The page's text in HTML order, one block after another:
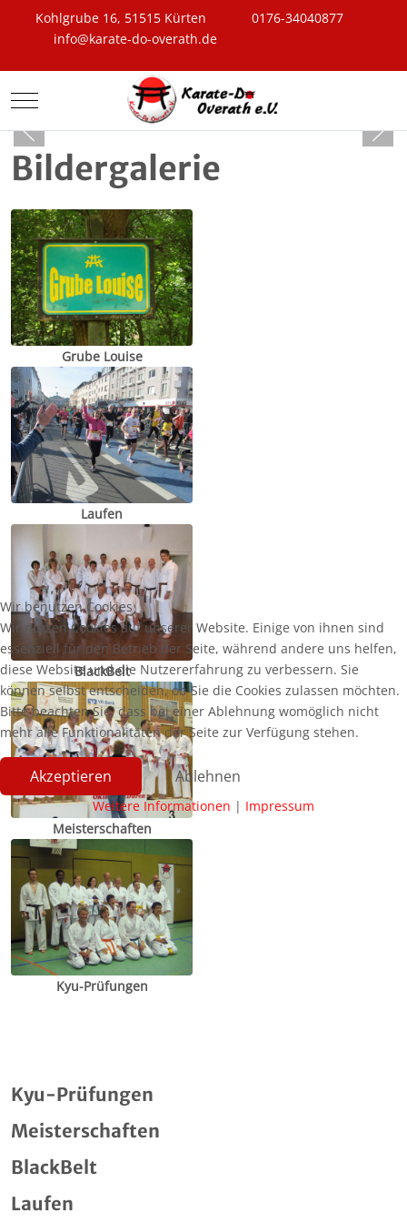
Kohlgrube 16, 51515 Kürten
0176-34040877
info@karate-do-overath.de
Mobile Menu Toggle
Bildergalerie
Grube Louise
Laufen
BlackBelt
Meisterschaften
Kyu-Prüfungen
Kyu-Prüfungen
Meisterschaften
BlackBelt
Laufen
Wir benutzen Cookies
Wir nutzen Cookies auf unserer Website. Einige von ihnen sind
essenziell für den Betrieb der Seite, während andere uns helfen,
diese Website und die Nutzererfahrung zu verbessern. Sie
können selbst entscheiden, ob Sie die Cookies zulassen möchten.
Bitte beachten Sie, dass bei einer Ablehnung womöglich nicht
mehr alle Funktionalitäten der Seite zur Verfügung stehen.
Akzeptieren Ablehnen
Weitere Informationen | Impressum